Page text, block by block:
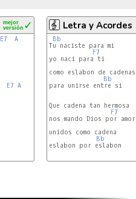
✓
mejor
versión
E7
A
E7 A
Letra y Acordes
Bb
Tu naciste para mi
F7
yo naci para ti
como eslabon de cadenas
Bb
para unirse entre si
Que cadena tan hermosa
F7
nos mando Dios por amor
unidos como cadena
Bb
eslabon por eslabon